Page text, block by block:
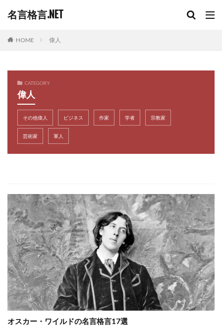
名言格言.NET
HOME 偉人
CATEGORY
偉人
その他偉人 ビジネス 作家 学者 宗教家
芸術家 軍人
オスカー・ワイルドの名言格言17選